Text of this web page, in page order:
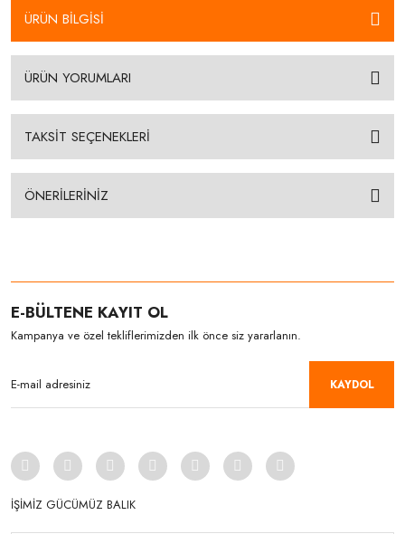
ÜRÜN BİLGİSİ
ÜRÜN YORUMLARI
TAKSİT SEÇENEKLERİ
ÖNERİLERİNİZ
E-BÜLTENE KAYIT OL
Kampanya ve özel tekliflerimizden ilk önce siz yararlanın.
KAYDOL
İŞİMİZ GÜCÜMÜZ BALIK